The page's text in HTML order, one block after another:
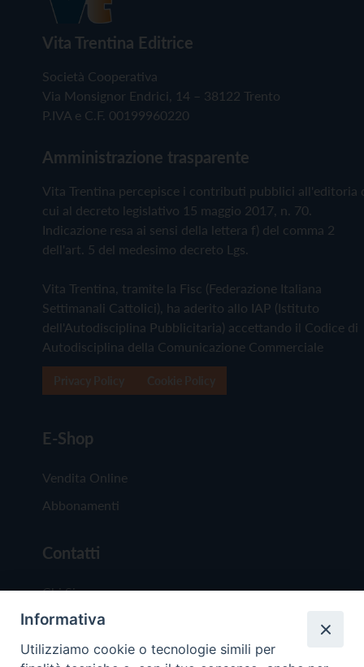
Vita Trentina Editrice
Società Cooperativa
Via Monsignor Endrici, 14 – 38122 Trento
P.IVA e C.F. 00199960220
Amministrazione trasparente
Vita Trentina percepisce i contributi pubblici all'editoria
cui al decreto legislativo 15 maggio 2017, n. 70.
Indicazione resa ai sensi della lettera f) del comma 2
dell'art. 5 del medesimo decreto Lgs.
Vita Trentina, tramite la Fisc (Federazione Italiana
Settimanali Cattolici), ha aderito allo IAP (Istituto
dell'Autodisciplina Pubblicitaria) accettando il Codice di
Autodisciplina della Comunicazione Commerciale
E-Shop
Vendita Online
Abbonamenti
Contatti
Chi Siamo
Redazione
Scrivici
Informativa
Utilizziamo cookie o tecnologie simili per